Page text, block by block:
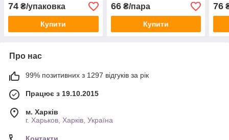
74 ₴/упаковка
Купити
66₴/пара
Купити
76
Про нас
99% позитивних з 1297 відгуків за рік
Працює з 19.10.2015
м. Харків
г. Харьков, Харків, Україна